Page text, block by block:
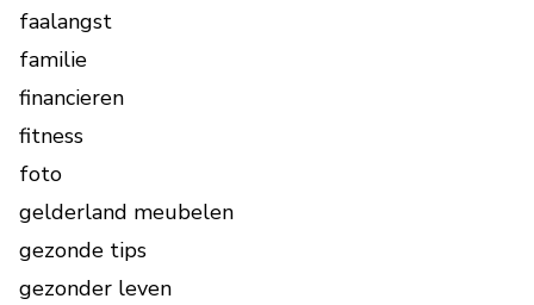
faalangst
familie
financieren
fitness
foto
gelderland meubelen
gezonde tips
gezonder leven